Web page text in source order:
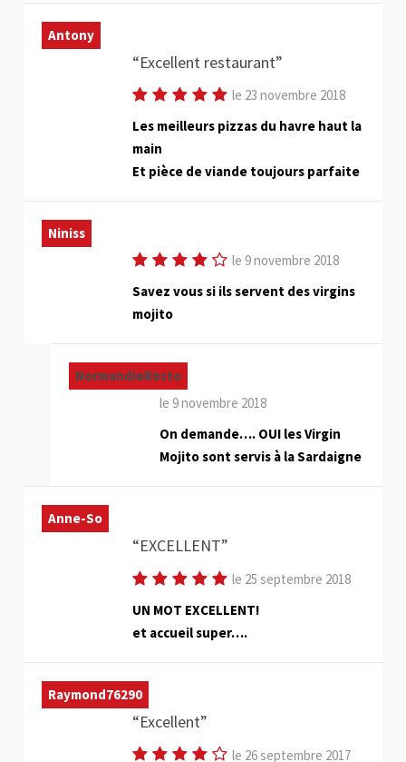
Antony
Excellent restaurant
le 23 novembre 2018
Les meilleurs pizzas du havre haut la
main
Et pièce de viande toujours parfaite
Niniss
le 9 novembre 2018
Savez vous si ils servent des virgins
mojito
NormandieResto
le 9 novembre 2018
On demande…. OUI les Virgin
Mojito sont servis à la Sardaigne
Anne-So
EXCELLENT
le 25 septembre 2018
UN MOT EXCELLENT!
et accueil super….
Raymond76290
Excellent
le 26 septembre 2017